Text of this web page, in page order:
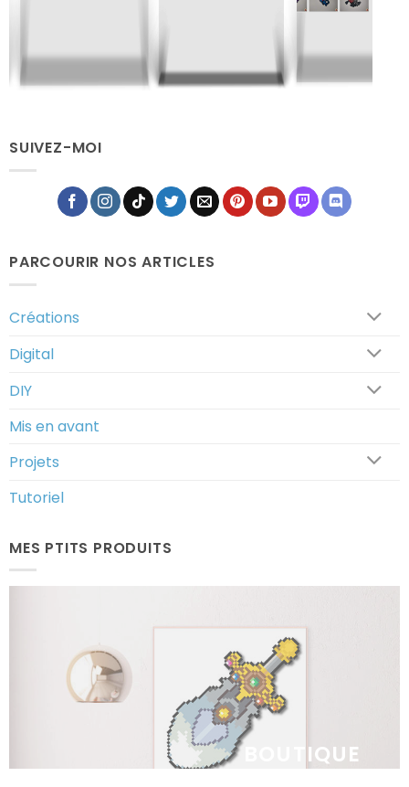
Pix'em Tableau
Pixélodique
Fus'em
SUIVEZ-MOI
PARCOURIR NOS ARTICLES
Créations
Digital
DIY
Mis en avant
Projets
Tutoriel
MES PTITS PRODUITS
BOUTIQUE